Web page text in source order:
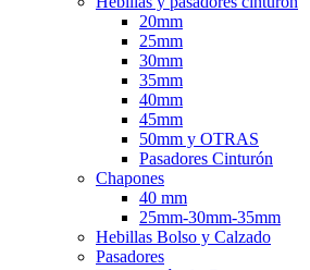
20mm
25mm
30mm
35mm
40mm
45mm
50mm y OTRAS
Pasadores Cinturón
Chapones
40 mm
25mm-30mm-35mm
Hebillas Bolso y Calzado
Pasadores